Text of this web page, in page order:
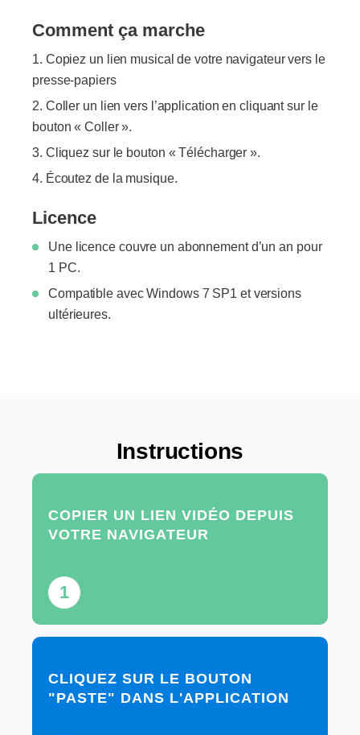
Comment ça marche
Copiez un lien musical de votre navigateur vers le
presse-papiers
Coller un lien vers l’application en cliquant sur le
bouton « Coller ».
Cliquez sur le bouton « Télécharger ».
Écoutez de la musique.
Licence
Une licence couvre un abonnement d’un an pour
1 PC.
Compatible avec Windows 7 SP1 et versions
ultérieures.
Instructions
1
COPIER UN LIEN VIDÉO DEPUIS
VOTRE NAVIGATEUR
CLIQUEZ SUR LE BOUTON
"PASTE" DANS L'APPLICATION